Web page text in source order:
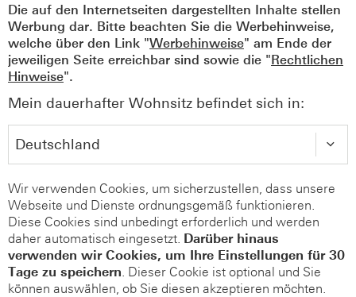
Die auf den Internetseiten dargestellten Inhalte stellen
Werbung dar. Bitte beachten Sie die Werbehinweise,
welche über den Link "Werbehinweise" am Ende der
jeweiligen Seite erreichbar sind sowie die "Rechtlichen
Hinweise".
Mein dauerhafter Wohnsitz befindet sich in:
Wir verwenden Cookies, um sicherzustellen, dass unsere
Webseite und Dienste ordnungsgemäß funktionieren.
Diese Cookies sind unbedingt erforderlich und werden
daher automatisch eingesetzt. Darüber hinaus
verwenden wir Cookies, um Ihre Einstellungen für 30
Tage zu speichern. Dieser Cookie ist optional und Sie
können auswählen, ob Sie diesen akzeptieren möchten.